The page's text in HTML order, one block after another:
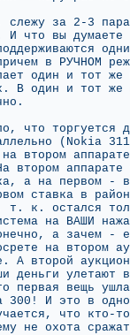
слежу за 2-3
И что вы думаете
в РУЧНОМ
один и тот же
В один и тот же
что торгуется
(Nokia
на втором
втором аппарате
а на первом -
ставка в
т. к. остался
на ВАШИ
а зачем -
на втором
А второй
деньги улетают
первая вещь
300! И это в
что кто-
не охота